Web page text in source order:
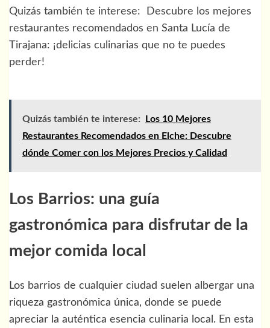
Quizás también te interese:
Descubre los mejores
restaurantes recomendados en Santa Lucía de
Tirajana: ¡delicias culinarias que no te puedes
perder!
Quizás también te interese:
Los 10 Mejores
Restaurantes Recomendados en Elche: Descubre
dónde Comer con los Mejores Precios y Calidad
Los Barrios: una guía
gastronómica para disfrutar de la
mejor comida local
Los barrios de cualquier ciudad suelen albergar una
riqueza gastronómica única, donde se puede
apreciar la auténtica esencia culinaria local. En esta